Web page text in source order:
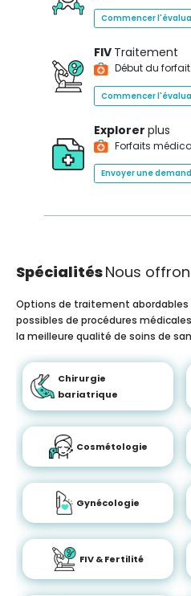
Commencer
FIV Traitement
Début du
Commencer
Explorer plus
Forfaits
Envoyer une
SpécialitésNous
Options de traitement
possibles de procédures
la meilleure qualité de soins de
Chirurgie
bariatrique
Cosmétologie
Gynécologie
FIV & Fertilité